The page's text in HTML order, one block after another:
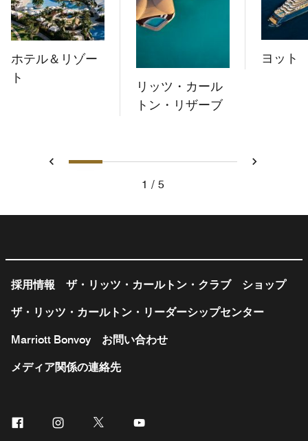
ホテル＆リゾー
ト
リッツ・カール
トン・リザーブ
ヨット
戻る
1 2 3 4 5 次へ
1 5
採用情報 ザ・リッツ・カールトン・クラブ ショップ
ザ・リッツ・カールトン・リーダーシップセンター
Marriott Bonvoy お問い合わせ
メディア関係の連絡先
Facebook Instagram Twitter